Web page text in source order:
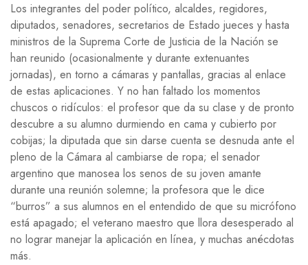
Los integrantes del poder político, alcaldes, regidores,
diputados, senadores, secretarios de Estado jueces y hasta
ministros de la Suprema Corte de Justicia de la Nación se
han reunido (ocasionalmente y durante extenuantes
jornadas), en torno a cámaras y pantallas, gracias al enlace
de estas aplicaciones. Y no han faltado los momentos
chuscos o ridículos: el profesor que da su clase y de pronto
descubre a su alumno durmiendo en cama y cubierto por
cobijas; la diputada que sin darse cuenta se desnuda ante el
pleno de la Cámara al cambiarse de ropa; el senador
argentino que manosea los senos de su joven amante
durante una reunión solemne; la profesora que le dice
“burros” a sus alumnos en el entendido de que su micrófono
está apagado; el veterano maestro que llora desesperado al
no lograr manejar la aplicación en línea, y muchas anécdotas
más.